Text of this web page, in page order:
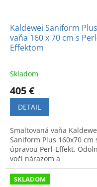
Kaldewei Saniform
vaňa 160 x 70 cm s
Effektom
Skladom
405 €
DETAIL
Smaltovaná vaňa
Saniform Plus 160x70 cm
úpravou Perl-Effekt.
voči nárazom a
poškriabaniu. Vaňový
balení zadarmo.
SKLADOM